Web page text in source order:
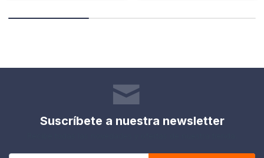
Suscríbete a nuestra newsletter